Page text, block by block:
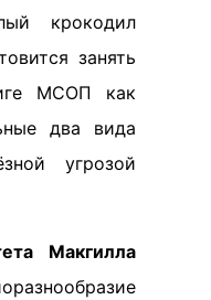
крокодил
занять
МСОП как
два вида
угрозой
Макгилла